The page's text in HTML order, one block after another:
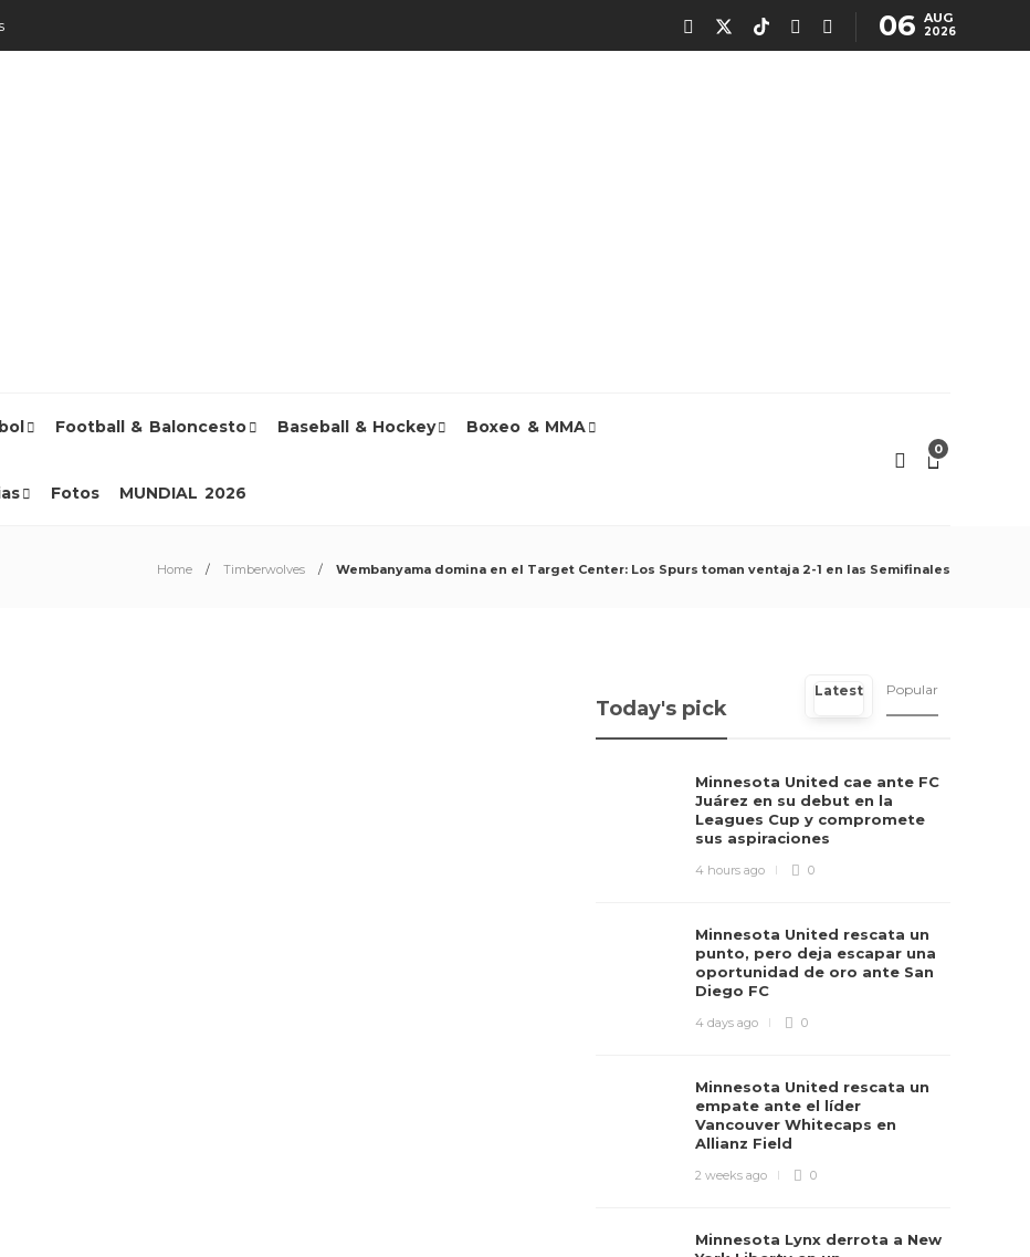
06 AUG
2026
Football & Baloncesto Baseball & Hockey Boxeo & MMA
Fotos MUNDIAL 2026
0
Home Timberwolves Wembanyama domina en el Target Center: Los Spurs toman ventaja 2-1 en las Semifinales
Today's pick
Latest Popular
Minnesota United cae ante FC
Juárez en su debut en la
Leagues Cup y compromete
sus aspiraciones
4 hours ago 0
Minnesota United rescata un
punto, pero deja escapar una
oportunidad de oro ante San
Diego FC
4 days ago 0
Minnesota United rescata un
empate ante el líder
Vancouver Whitecaps en
Allianz Field
2 weeks ago 0
Minnesota Lynx derrota a New